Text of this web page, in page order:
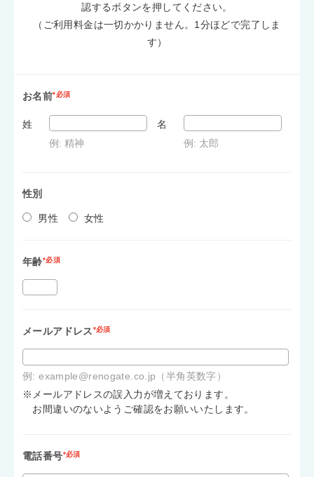
認するボタンを押してください。
（ご利用料金は一切かかりません。1分ほどで完了しま
す）
お名前*必須
姓
例: 精神
名
例: 太郎
性別
男性 女性
年齢*必須
メールアドレス*必須
例: example@renogate.co.jp（半角英数字）
※メールアドレスの誤入力が増えております。
お間違いのないようご確認をお願いいたします。
電話番号*必須